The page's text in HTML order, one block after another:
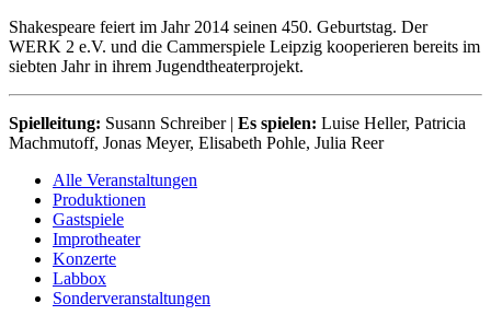
Shakespeare feiert im Jahr 2014 seinen 450. Geburtstag. Der
WERK 2 e.V. und die Cammerspiele Leipzig kooperieren bereits im
siebten Jahr in ihrem Jugendtheaterprojekt.
Spielleitung: Susann Schreiber | Es spielen: Luise Heller, Patricia
Machmutoff, Jonas Meyer, Elisabeth Pohle, Julia Reer
Alle Veranstaltungen
Produktionen
Gastspiele
Improtheater
Konzerte
Labbox
Sonderveranstaltungen